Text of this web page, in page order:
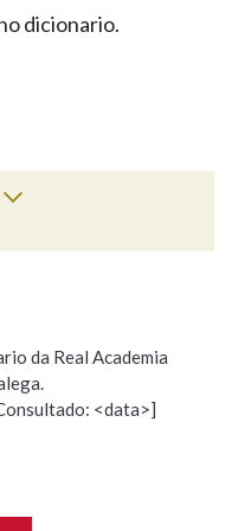
HOMENAXEADAS
DAS PALABRAS
dicionario.
da Real Academia
<data>]